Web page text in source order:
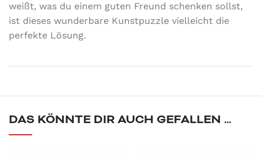
weißt, was du einem guten Freund schenken sollst,
ist dieses wunderbare Kunstpuzzle vielleicht die
perfekte Lösung.
DAS KÖNNTE DIR AUCH GEFALLEN …